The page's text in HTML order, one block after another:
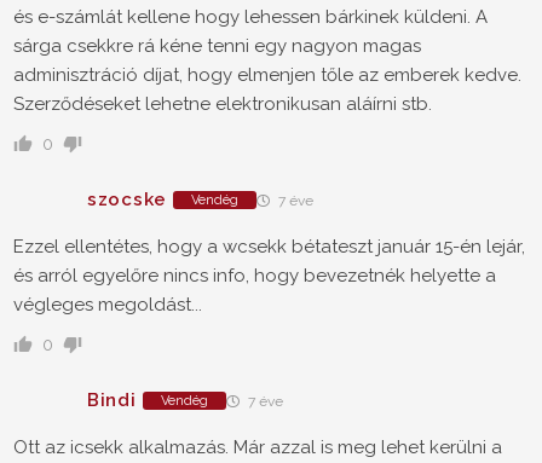
és e-számlát kellene hogy lehessen bárkinek küldeni. A
sárga csekkre rá kéne tenni egy nagyon magas
adminisztráció díjat, hogy elmenjen tőle az emberek kedve.
Szerződéseket lehetne elektronikusan aláírni stb.
0
szocske Vendég 7 éve
Ezzel ellentétes, hogy a wcsekk bétateszt január 15-én lejár,
és arról egyelőre nincs info, hogy bevezetnék helyette a
végleges megoldást...
0
Bindi Vendég 7 éve
Ott az icsekk alkalmazás. Már azzal is meg lehet kerülni a